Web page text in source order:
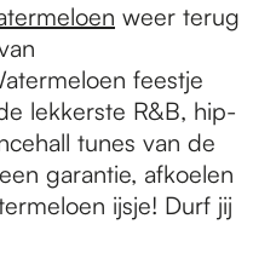
weer terug
feestje
lekkerste R&B, hip-
tunes van de
garantie, afkoelen
ijsje! Durf jij